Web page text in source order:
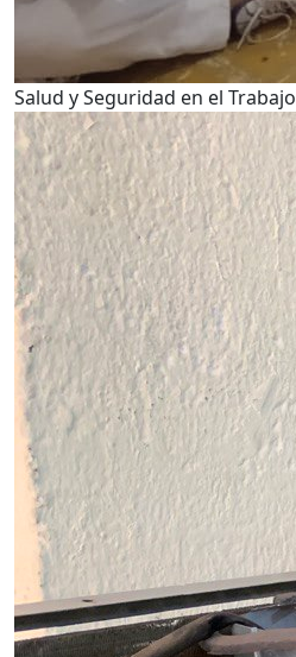
Salud y Seguridad en el Trabajo